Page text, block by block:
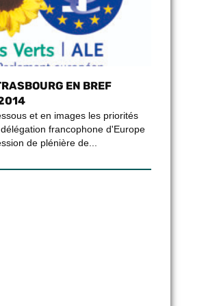
EN BREF
et en images les priorités
francophone d'Europe
de plénière de...